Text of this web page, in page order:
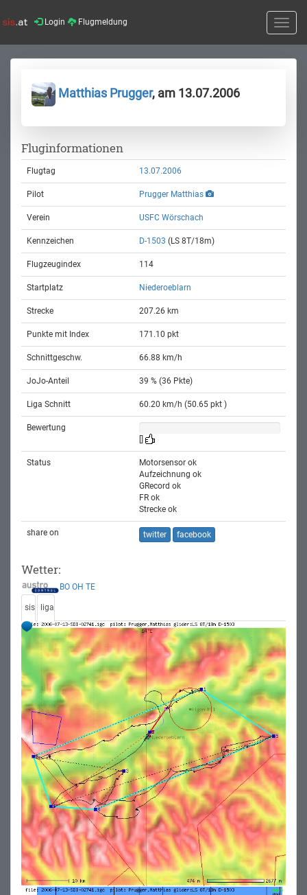
Login Flugmeldung
Toggle
Matthias Prugger, am 13.07.2006
Fluginformationen
Flugtag 13.07.2006
Pilot Prugger Matthias
Verein USFC Wörschach
Kennzeichen D-1503 (LS 8T/18m)
Flugzeugindex 114
Startplatz Niederoeblarn
Strecke 207.26 km
Punkte mit Index 171.10 pkt
Schnittgeschw. 66.88 km/h
JoJo-Anteil 39 % (36 Pkte)
Liga Schnitt 60.20 km/h (50.65 pkt )
Bewertung
Status
Motorsensor ok
Aufzeichnung ok
GRecord ok
FR ok
Strecke ok
share on twitter facebook
Wetter:
BO OH TE
sis liga